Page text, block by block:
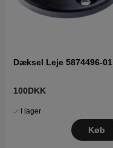
Dæksel Leje 5874496-01
100DKK
I lager
Køb